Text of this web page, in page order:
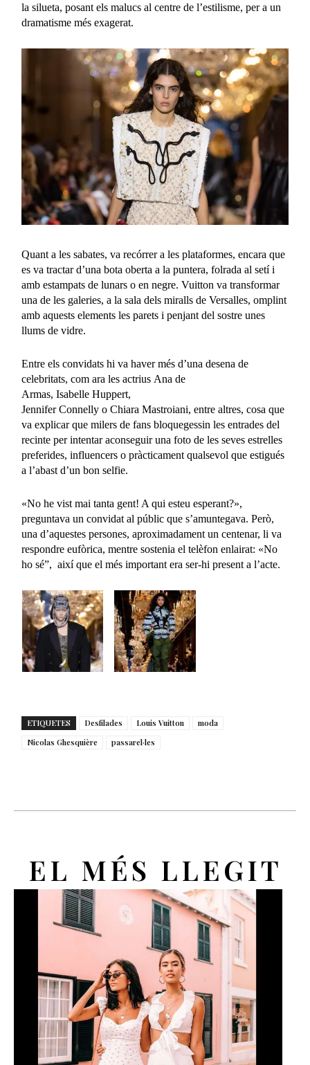
la silueta, posant els malucs al centre de l’estilisme, per a un
dramatisme més exagerat.
Quant a les sabates, va recórrer a les plataformes, encara que
es va tractar d’una bota oberta a la puntera, folrada al setí i
amb estampats de lunars o en negre. Vuitton va transformar
una de les galeries, a la sala dels miralls de Versalles, omplint
amb aquests elements les parets i penjant del sostre unes
llums de vidre.
Entre els convidats hi va haver més d’una desena de
celebritats, com ara les actrius Ana de
Armas, Isabelle Huppert,
Jennifer Connelly o Chiara Mastroiani, entre altres, cosa que
va explicar que milers de fans bloquegessin les entrades del
recinte per intentar aconseguir una foto de les seves estrelles
preferides, influencers o pràcticament qualsevol que estigués
a l’abast d’un bon selfie.
«No he vist mai tanta gent! A qui esteu esperant?»,
preguntava un convidat al públic que s’amuntegava. Però,
una d’aquestes persones, aproximadament un centenar, li va
respondre eufòrica, mentre sostenia el telèfon enlairat: «No
ho sé”, així que el més important era ser-hi present a l’acte.
ETIQUETES Desfilades Louis Vuitton
moda
Nicolas Ghesquière
passarel·les
EL MÉS LLEGIT